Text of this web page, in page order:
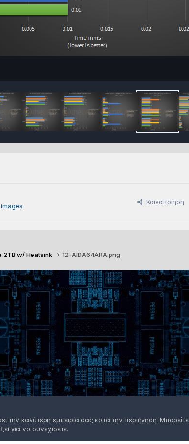
Κοινοποίηση
2TB w/ Heatsink 12-AIDA64ARA.png
την καλύτερη εμπειρία σας κατά την περιήγηση. Μπορείτε
για να συνεχίσετε.